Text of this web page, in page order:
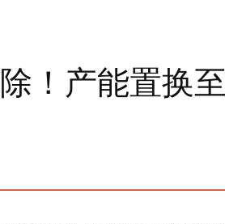
！产能置换至